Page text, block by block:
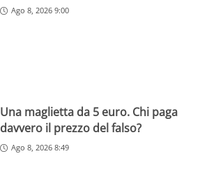
Ago 8, 2026 9:00
Una maglietta da 5 euro. Chi paga
davvero il prezzo del falso?
Ago 8, 2026 8:49